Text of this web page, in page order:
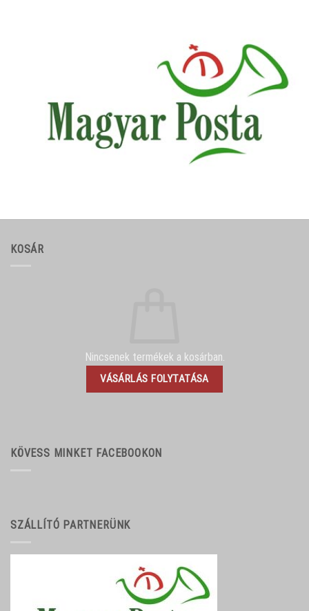
KOSÁR
Nincsenek termékek a kosárban.
VÁSÁRLÁS FOLYTATÁSA
KÖVESS MINKET FACEBOOKON
SZÁLLÍTÓ PARTNERÜNK